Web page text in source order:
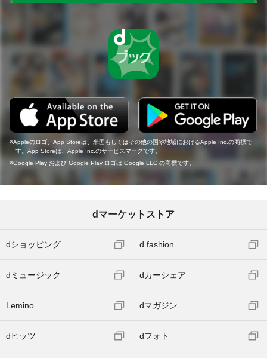
Appleのロゴ、App Storeは、米国もしくはその他の国や地域におけるApple Inc.の商標で
す。App Storeは、Apple Inc.のサービスマークです。
Google Play および Google Play ロゴは Google LLC の商標です。
dマーケットストア
dショッピング d fashion
dミュージック dカーシェア
Lemino dマガジン
dヒッツ dフォト